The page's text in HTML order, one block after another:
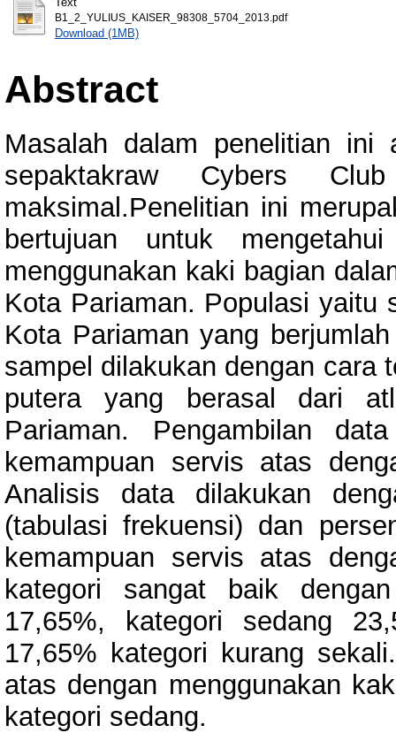
B1_2_YULIUS_KAISER_98308_5704_2013.pdf
Download (1MB)
Abstract
Masalah dalam penelitian ini
sepaktakraw Cybers
maksimal.Penelitian ini
bertujuan untuk
menggunakan kaki bagian
Kota Pariaman. Populasi yaitu
Kota Pariaman yang
sampel dilakukan dengan cara
putera yang berasal dari
Pariaman. Pengambilan
kemampuan servis atas
Analisis data dilakukan
(tabulasi frekuensi) dan
kemampuan servis atas
kategori sangat baik
17,65%, kategori sedang
17,65% kategori kurang
atas dengan menggunakan
kategori sedang.